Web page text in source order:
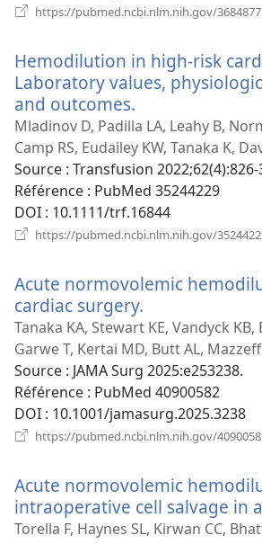
https://pubmed.ncbi.nlm.nih.gov/
Hemodilution in high-risk
Laboratory values,
and outcomes.
une
nouvelle
fenêtre)
Mladinov D, Padilla LA, Leahy B,
Camp RS, Eudailey KW, Tanaka K,
Source ‎: Transfusion 2022;62(4):826-
Référence ‎: PubMed 35244229
DOI ‎: 10.1111/trf.16844
https://pubmed.ncbi.nlm.nih.gov/
Acute normovolemic
cardiac surgery.
une
nouvelle
fenêtre)
Tanaka KA, Stewart KE, Vandyck
Garwe T, Kertai MD, Butt AL,
Source ‎: JAMA Surg 2025:e253238.
Référence ‎: PubMed 40900582
DOI ‎: 10.1001/jamasurg.2025.3238
https://pubmed.ncbi.nlm.nih.gov/
Acute normovolemic
intraoperative cell salvage in
Torella F, Haynes SL, Kirwan CC,